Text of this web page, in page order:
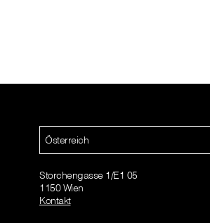
Österreich
Storchengasse 1/E1 05
1150 Wien
Kontakt